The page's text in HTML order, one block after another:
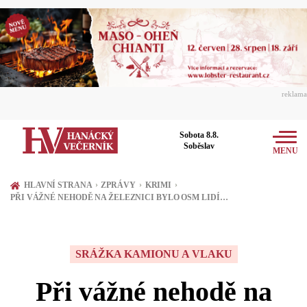
reklama
Sobota 8.8.
Soběslav
MENU
Zprávy
Přerov
Ženy
Sport
HLAVNÍ STRANA › ZPRÁVY › KRIMI ›
PŘI VÁŽNÉ NEHODĚ NA ŽELEZNICI BYLO OSM LIDÍ…
SRÁŽKA KAMIONU A VLAKU
Při vážné nehodě na